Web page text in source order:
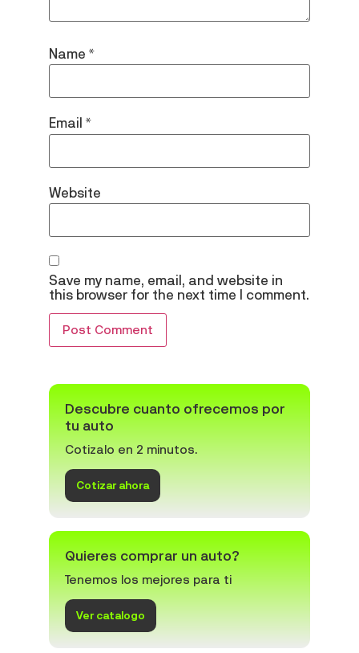
Name*
Email*
Website
Save my name, email, and website in
this browser for the next time I comment.
Descubre cuanto ofrecemos por
tu auto
Cotizalo en 2 minutos.
Cotizar ahora
Quieres comprar un auto?
Tenemos los mejores para ti
Ver catalogo